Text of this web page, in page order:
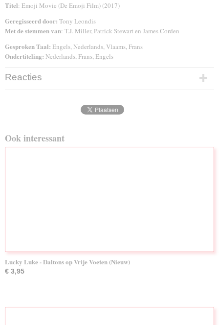
Titel: Emoji Movie (De Emoji Film) (2017)
Geregisseerd door: Tony Leondis
Met de stemmen van: T.J. Miller, Patrick Stewart en James Corden
Gesproken Taal: Engels, Nederlands, Vlaams, Frans
Ondertiteling: Nederlands, Frans, Engels
Reacties
Ook interessant
Lucky Luke - Daltons op Vrije Voeten (Nieuw)
€ 3,95